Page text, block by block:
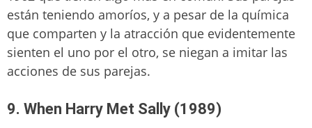
están teniendo amoríos, y a pesar de la química
que comparten y la atracción que evidentemente
sienten el uno por el otro, se niegan a imitar las
acciones de sus parejas.
9. When Harry Met Sally (1989)